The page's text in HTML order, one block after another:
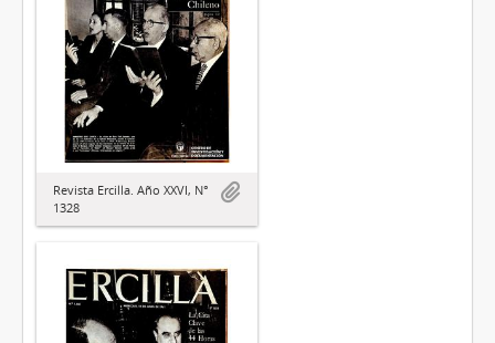
Revista Ercilla. Año XXVI, N°
1328